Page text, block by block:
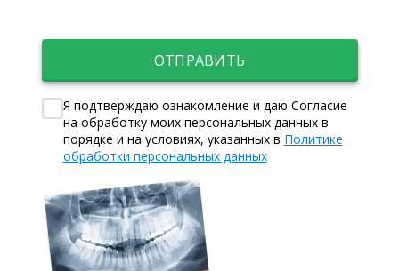
ОТПРАВИТЬ
Я подтверждаю ознакомление и даю Согласие
на обработку моих персональных данных в
порядке и на условиях, указанных в Политике
обработки персональных данных